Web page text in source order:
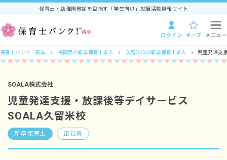
保育士・幼稚園教諭を目指す「学生向け」就職活動情報サイト
ログイン キープ メニュー
保育士バンク！新卒 福岡県の新卒保育士求人 久留米市の新卒保育士求人 児童発達支
SOALA株式会社
児童発達支援・放課後等デイサービス
SOALA久留米校
新卒保育士 正社員